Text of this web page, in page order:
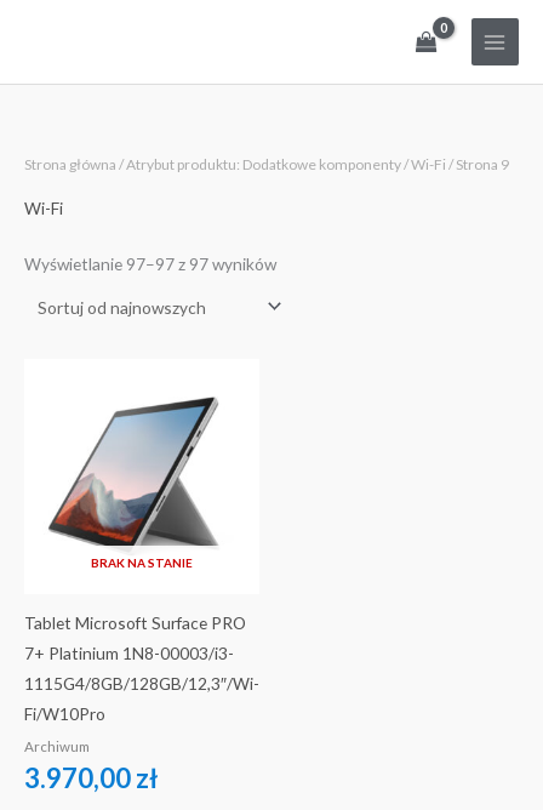
Strona główna / Atrybut produktu: Dodatkowe komponenty /Wi-Fi / Strona 9
Wi-Fi
Wyświetlanie 97–97 z 97 wyników
Posortowane
według
BRAK NA STANIE
Tablet Microsoft Surface PRO
7+ Platinium 1N8-00003/i3-
1115G4/8GB/128GB/12,3″/Wi-
Fi/W10Pro
Archiwum
3.970,00zł